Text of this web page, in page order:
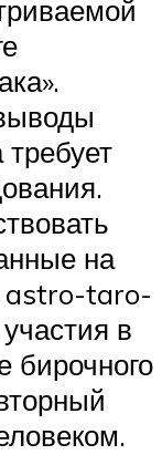
на
astro-taro-
в
бирочного